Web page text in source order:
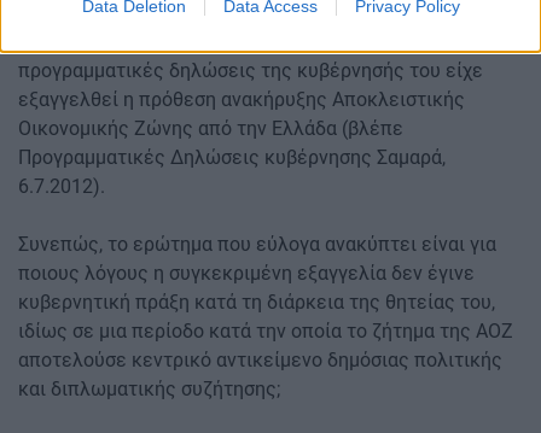
Data Deletion Data Access Privacy Policy
προγραμματικές δηλώσεις της κυβέρνησής του είχε
εξαγγελθεί η πρόθεση ανακήρυξης Αποκλειστικής
Οικονομικής Ζώνης από την Ελλάδα (βλέπε
Προγραμματικές Δηλώσεις κυβέρνησης Σαμαρά,
6.7.2012).
Συνεπώς, το ερώτημα που εύλογα ανακύπτει είναι για
ποιους λόγους η συγκεκριμένη εξαγγελία δεν έγινε
κυβερνητική πράξη κατά τη διάρκεια της θητείας του,
ιδίως σε μια περίοδο κατά την οποία το ζήτημα της ΑΟΖ
αποτελούσε κεντρικό αντικείμενο δημόσιας πολιτικής
και διπλωματικής συζήτησης;